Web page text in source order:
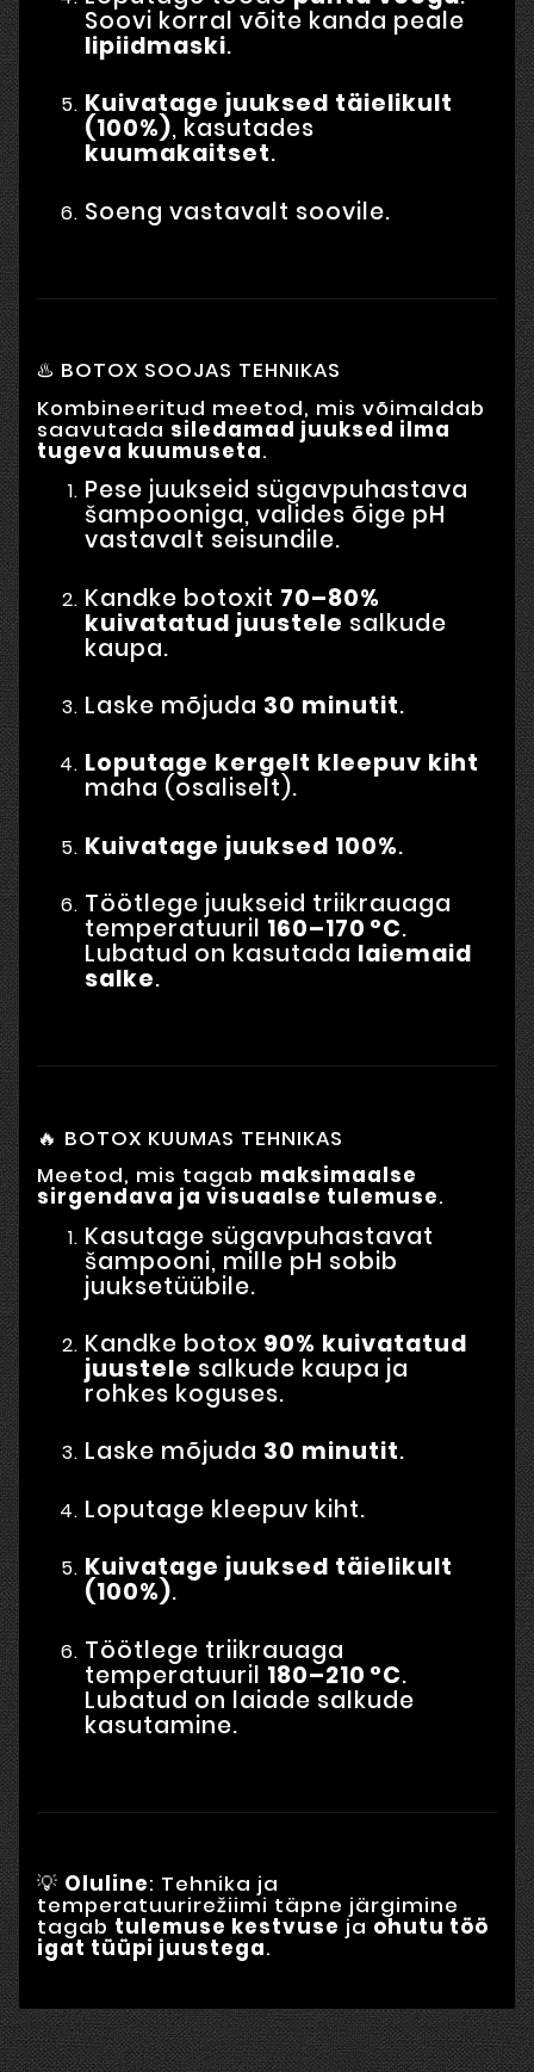
Soovi korral võite kanda peale
lipiidmaski.
Kuivatage juuksed täielikult
(100%), kasutades
kuumakaitset.
Soeng vastavalt soovile.
♨️ BOTOX SOOJAS TEHNIKAS
Kombineeritud meetod, mis võimaldab
saavutada siledamad juuksed ilma
tugeva kuumuseta.
Pese juukseid sügavpuhastava
šampooniga, valides õige pH
vastavalt seisundile.
Kandke botoxit 70–80%
kuivatatud juustele salkude
kaupa.
Laske mõjuda 30 minutit.
Loputage kergelt kleepuv kiht
maha (osaliselt).
Kuivatage juuksed 100%.
Töötlege juukseid triikrauaga
temperatuuril 160–170 °C.
Lubatud on kasutada laiemaid
salke.
🔥 BOTOX KUUMAS TEHNIKAS
Meetod, mis tagab maksimaalse
sirgendava ja visuaalse tulemuse.
Kasutage sügavpuhastavat
šampooni, mille pH sobib
juuksetüübile.
Kandke botox 90% kuivatatud
juustele salkude kaupa ja
rohkes koguses.
Laske mõjuda 30 minutit.
Loputage kleepuv kiht.
Kuivatage juuksed täielikult
(100%).
Töötlege triikrauaga
temperatuuril 180–210 °C.
Lubatud on laiade salkude
kasutamine.
💡 Oluline: Tehnika ja
temperatuurirežiimi täpne järgimine
tagab tulemuse kestvuse ja ohutu töö
igat tüüpi juustega.